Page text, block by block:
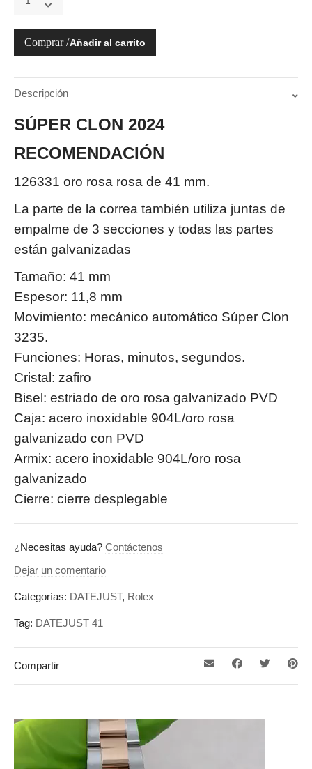
0009
SUNDUST
Añadir al carrito
Descripción
SÚPER CLON 2024
RECOMENDACIÓN
126331 oro rosa rosa de 41 mm.
La parte de la correa también utiliza juntas de
empalme de 3 secciones y todas las partes
están galvanizadas
Tamaño: 41 mm
Espesor: 11,8 mm
Movimiento: mecánico automático Súper Clon
3235.
Funciones: Horas, minutos, segundos.
Cristal: zafiro
Bisel: estriado de oro rosa galvanizado PVD
Caja: acero inoxidable 904L/oro rosa
galvanizado con PVD
Armix: acero inoxidable 904L/oro rosa
galvanizado
Cierre: cierre desplegable
¿Necesitas ayuda? Contáctenos
Dejar un comentario
Categorías: DATEJUST, Rolex
Tag: DATEJUST 41
Compartir
Reproductor